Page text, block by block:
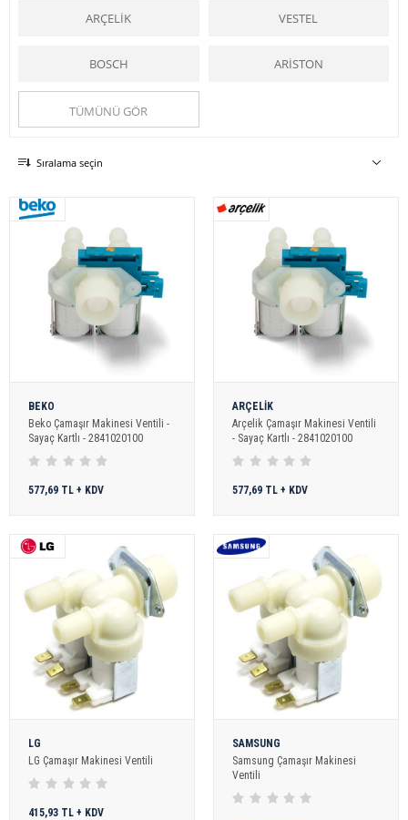
hanımlarına kolaylık sağlanmaktadır.
sağlamaktadır.
imkanıyla çamaşır makinesine ait tüm
sunmaktadır.
Su Giriş Ventili kategorileri ile
parçalara kolaylıkla ulaşabilirsiniz.
Ventiliyedek parçalar
Online Yedek Parça
ARÇELİK VESTEL
BOSCH ARİSTON
TÜMÜNÜ GÖR
Sıralama seçin
BEKO
Beko Çamaşır Makinesi Ventili -
Sayaç Kartlı - 2841020100
577,69 TL + KDV
ARÇELİK
Arçelik Çamaşır Makinesi Ventili
- Sayaç Kartlı - 2841020100
577,69 TL + KDV
LG
LG Çamaşır Makinesi Ventili
415,93 TL + KDV
SAMSUNG
Samsung Çamaşır Makinesi
Ventili